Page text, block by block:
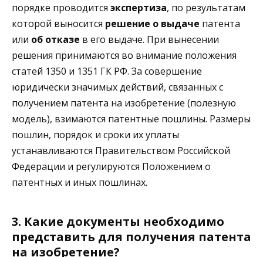
порядке проводится экспертиза, по результатам
которой выносится решение о выдаче патента
или об отказе в его выдаче. При вынесении
решения принимаются во внимание положения
статей 1350 и 1351 ГК РФ. За совершение
юридически значимых действий, связанных с
получением патента на изобретение (полезную
модель), взимаются патентные пошлины. Размеры
пошлин, порядок и сроки их уплаты
устанавливаются Правительством Российской
Федерации и регулируются Положением о
патентных и иных пошлинах.
3. Какие документы необходимо
представить для получения патента
на изобретение?